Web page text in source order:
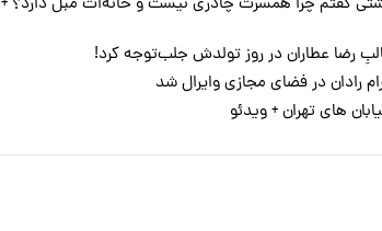
گفتم چرا همسرت چادری نیست و خانه‌ات مبل دارد؟ +
رضا عطاران در روز تولدش جلب‌توجه کرد!
رادان در فضای مجازی وایرال شد
های تهران + ویدئو